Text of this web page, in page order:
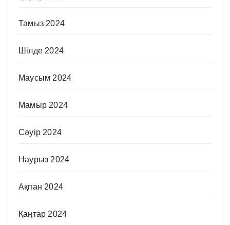
Тамыз 2024
Шілде 2024
Маусым 2024
Мамыр 2024
Сәуір 2024
Наурыз 2024
Ақпан 2024
Қаңтар 2024